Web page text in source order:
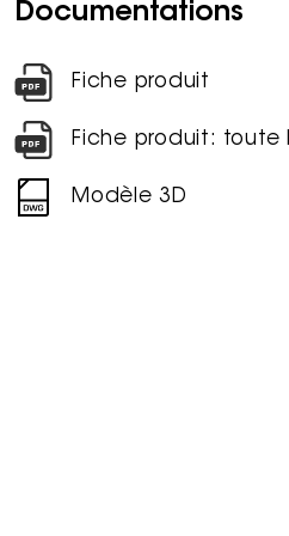
Documentations
Fiche produit
Fiche produit: toute
Modèle 3D